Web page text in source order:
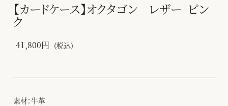
【カードケース】オクタゴン レザー｜ピン
ク
41,800円 (税込)
素材：牛革